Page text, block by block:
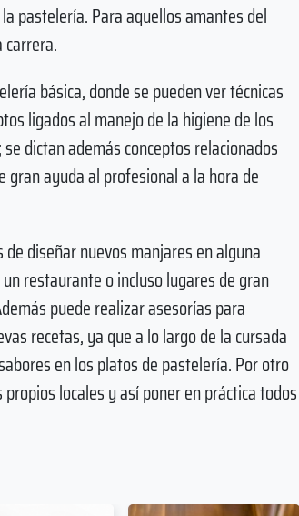
pastelería. Para aquellos amantes del
carrera.
básica, donde se pueden ver técnicas
ligados al manejo de la higiene de los
dictan además conceptos relacionados
ayuda al profesional a la hora de
diseñar nuevos manjares en alguna
restaurante o incluso lugares de gran
puede realizar asesorías para
recetas, ya que a lo largo de la cursada
en los platos de pastelería. Por otro
locales y así poner en práctica todos